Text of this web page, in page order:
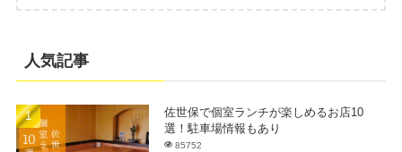
人気記事
佐世保で個室ランチが楽しめるお店10
選！駐車場情報もあり
85752